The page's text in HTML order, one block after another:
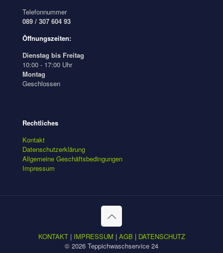
Telefonnummer
089 / 307 604 93
Öffnungszeiten:
Dienstag bis Freitag
10:00 - 17:00 Uhr
Montag
Geschlossen
Rechtliches
Kontakt
Datenschutzerklärung
Allgemeine Geschäftsbedingungen
Impressum
KONTAKT| IMPRESSUM | AGB | DATENSCHUTZ
© 2026 Teppichwaschservice 24